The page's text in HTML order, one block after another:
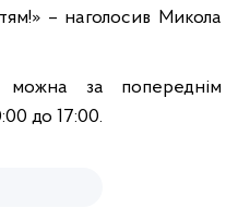
– наголосив Микола
за попереднім
до 17:00.